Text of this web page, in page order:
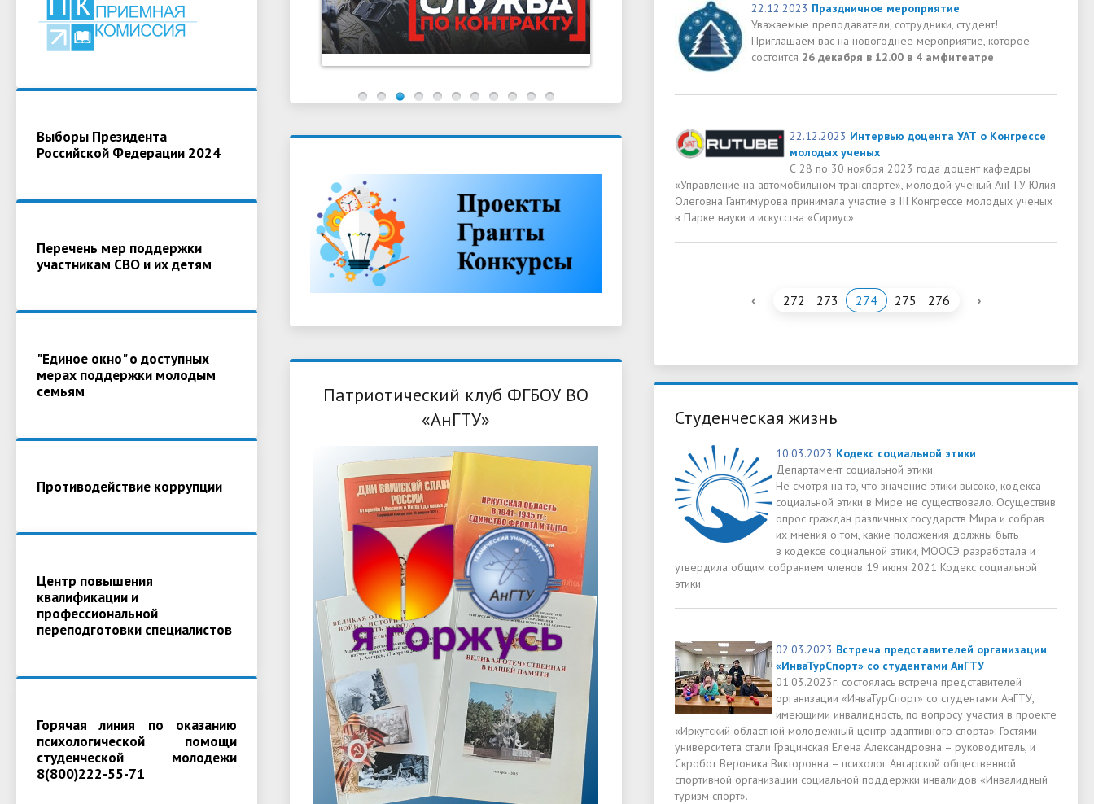
Выборы Президента
Российской Федерации 2024
Перечень мер поддержки
участникам СВО и их детям
"Единое окно" о доступных
мерах поддержки молодым
семьям
Противодействие коррупции
Центр повышения
квалификации и
профессиональной
переподготовки специалистов
Горячая линия по оказанию
психологической помощи
студенческой молодежи
8(800)222-55-71
Патриотический клуб ФГБОУ ВО
«АнГТУ»
22.12.2023 Праздничное мероприятие
Уважаемые преподаватели, сотрудники, студент!
Приглашаем вас на новогоднее мероприятие, которое
состоится 26 декабря в 12.00 в 4 амфитеатре
22.12.2023 Интервью доцента УАТ о Конгрессе
молодых ученых
С 28 по 30 ноября 2023 года доцент кафедры
«Управление на автомобильном транспорте», молодой ученый АнГТУ Юлия
Олеговна Гантимурова принимала участие в III Конгрессе молодых ученых
в Парке науки и искусства «Сириус»
‹ 272 273 274 275 276 ›
Студенческая жизнь
10.03.2023 Кодекс социальной этики
Департамент социальной этики
Не смотря на то, что значение этики высоко, кодекса
социальной этики в Мире не существовало. Осуществив
опрос граждан различных государств Мира и собрав
их мнения о том, какие положения должны быть
в кодексе социальной этики, МООСЭ разработала и
утвердила общим собранием членов 19 июня 2021 Кодекс социальной
этики.
02.03.2023 Встреча представителей организации
«ИнваТурСпорт» со студентами АнГТУ
01.03.2023г. состоялась встреча представителей
организации «ИнваТурСпорт» со студентами АнГТУ,
имеющими инвалидность, по вопросу участия в проекте
«Иркутский областной молодежный центр адаптивного спорта». Гостями
университета стали Грацинская Елена Александровна – руководитель, и
Скробот Вероника Викторовна – психолог Ангарской общественной
спортивной организации социальной поддержки инвалидов «Инвалидный
туризм спорт».